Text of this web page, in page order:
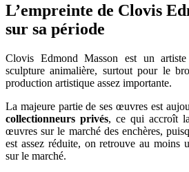
L’empreinte de Clovis
sur sa période
Clovis Edmond Masson est un
sculpture animalière, surtout pour le
production artistique assez importante.
La majeure partie de ses œuvres est
collectionneurs privés, ce qui accroît
œuvres sur le marché des enchères,
est assez réduite, on retrouve au
sur le marché.